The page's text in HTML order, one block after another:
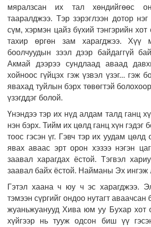
мяралзсан их тал хөндийгөөс
тааралджээ. Тэр зэрэглээн дотор
сүм, хэрмэн цайз бүхий тэнгэрийн
тахир өргөн зам харагджээ. Хүү
боолчуудын зээл дээр байдаггүй
Акмай дээрээ сундлаад аваад
хойноос гүйцэх гэж үзвэл үзэг... гэж
явахад туйлын бэрх төвөгтэй
үзэгддэг болой.
Үнэндээ тэр их нүд алдам талд ганц
нэн бэрх. Тийм их цөлд ганц хүн гэдэг
тоос гэсэн үг. Гэвч тэр их уудам
явах аваас эрт орон хэзээ нэгэн
заавал харагдах ёстой. Тэгвэл
заавал байх ёстой. Найманы Эх ингэж
Гэтэл хаана ч юу ч эс харагджээ.
тэмээн сүргийг ондоо нутагт аваачсан
жуаньжуанууд Хива юм уу Бухар хот
хүйгээр нь тууж одсон биш үү